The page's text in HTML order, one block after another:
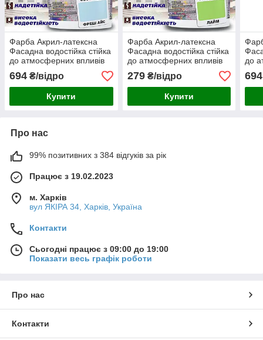
Фарба Акрил-латексна
Фасадна водостійка стійка
до атмосферних впливів
емаль Фреш Айс Skyline 3
л
694 ₴/відро
Купити
Фарба Акрил-латексна
Фасадна водостійка стійка
до атмосферних впливів
емаль Лаймова Skyline 1 л
279₴/відро
Купити
до
694
Про нас
99% позитивних з 384 відгуків за рік
Працює з 19.02.2023
м. Харків
вул ЯКІРА 34, Харків, Україна
Контакти
Сьогодні працює з 09:00 до 19:00
Показати весь графік роботи
Про нас
Контакти